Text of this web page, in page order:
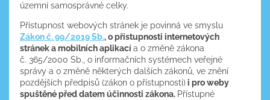
územní samosprávné celky.
Přístupnost webových stránek je povinná ve smyslu
Zákon č. 99/2019 Sb., o přístupnosti internetových
stránek a mobilních aplikacía o změně zákona
č. 365/2000 Sb., o informačních systémech veřejné
správy a o změně některých dalších zákonů, ve znění
pozdějších předpisů (zákon o přístupnosti) i pro weby
spuštěné před datem účinnosti zákona. Přístupné